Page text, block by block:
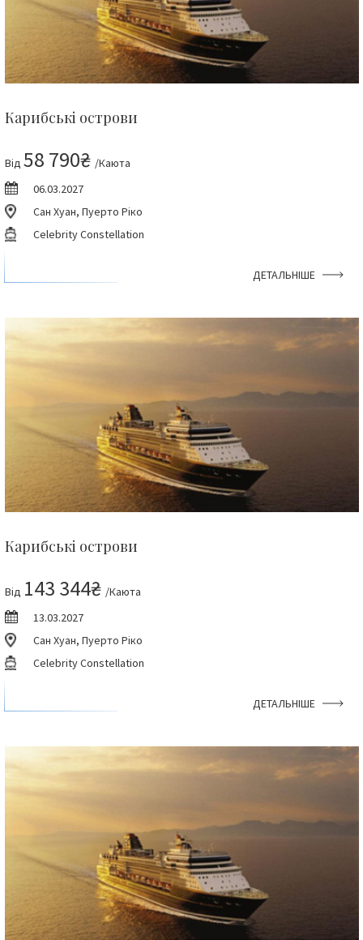
Карибські острови
Від 58 790₴ /Каюта
06.03.2027
Сан Хуан, Пуерто Ріко
Celebrity Constellation
ДЕТАЛЬНІШЕ
Карибські острови
Від 143 344₴ /Каюта
13.03.2027
Сан Хуан, Пуерто Ріко
Celebrity Constellation
ДЕТАЛЬНІШЕ